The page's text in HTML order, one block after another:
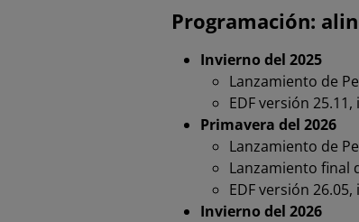
Programación:
Invierno del 2025
Lanzamiento de
EDF versión
Primavera del 2026
Lanzamiento de
Lanzamiento final
EDF versión
Invierno del 2026